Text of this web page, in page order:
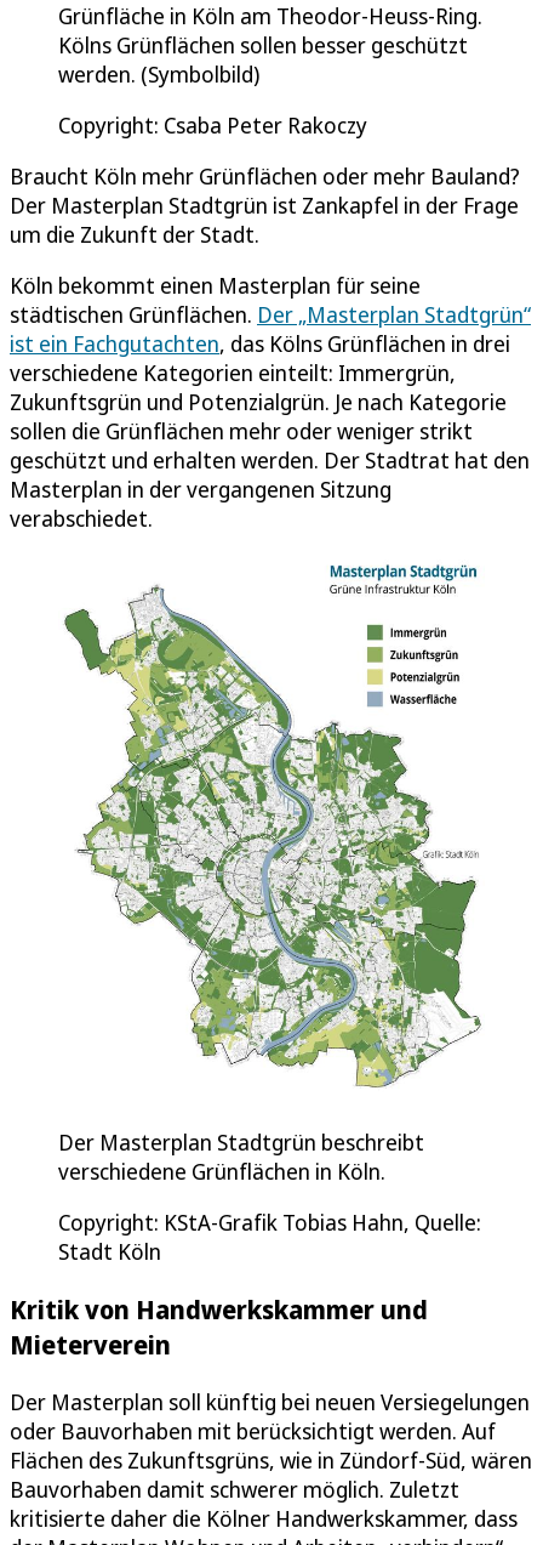
Grünfläche in Köln am Theodor-Heuss-Ring.
Kölns Grünflächen sollen besser geschützt
werden. (Symbolbild)
Copyright: Csaba Peter Rakoczy
Braucht Köln mehr Grünflächen oder mehr Bauland?
Der Masterplan Stadtgrün ist Zankapfel in der Frage
um die Zukunft der Stadt.
Köln bekommt einen Masterplan für seine
städtischen Grünflächen. Der „Masterplan Stadtgrün“
ist ein Fachgutachten, das Kölns Grünflächen in drei
verschiedene Kategorien einteilt: Immergrün,
Zukunftsgrün und Potenzialgrün. Je nach Kategorie
sollen die Grünflächen mehr oder weniger strikt
geschützt und erhalten werden. Der Stadtrat hat den
Masterplan in der vergangenen Sitzung
verabschiedet.
Der Masterplan Stadtgrün beschreibt
verschiedene Grünflächen in Köln.
Copyright: KStA-Grafik Tobias Hahn, Quelle:
Stadt Köln
Kritik von Handwerkskammer und
Mieterverein
Der Masterplan soll künftig bei neuen Versiegelungen
oder Bauvorhaben mit berücksichtigt werden. Auf
Flächen des Zukunftsgrüns, wie in Zündorf-Süd, wären
Bauvorhaben damit schwerer möglich. Zuletzt
kritisierte daher die Kölner Handwerkskammer, dass